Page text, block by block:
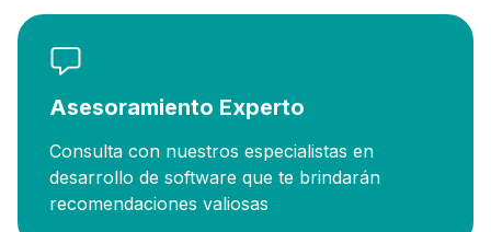
Asesoramiento Experto
Consulta con nuestros especialistas en
desarrollo de software que te brindarán
recomendaciones valiosas